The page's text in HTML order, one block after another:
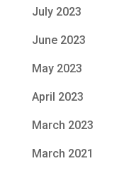
July 2023
June 2023
May 2023
April 2023
March 2023
March 2021